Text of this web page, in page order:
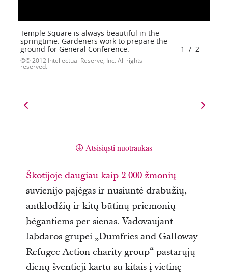
Temple Square is always beautiful in the
springtime. Gardeners work to prepare the
ground for General Conference.
© 2012 Intellectual Reserve, Inc. All rights
reserved.
1 / 2
Atsisiųsti nuotraukas
Škotijoje daugiau kaip 2 000 žmonių
suvienijo pajėgas ir nusiuntė drabužių,
antklodžių ir kitų būtinų priemonių
bėgantiems per sienas. Vadovaujant
labdaros grupei „Dumfries and Galloway
Refugee Action charity group“ pastarųjų
dienų šventieji kartu su kitais į vietinę